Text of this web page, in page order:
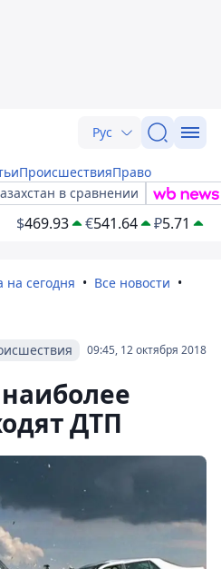
Рус
ПроисшествияПраво
в сравнении
$469.93 €541.64 ₽5.71
на сегодня
Все новости
09:45, 12 октября 2018
ДТП